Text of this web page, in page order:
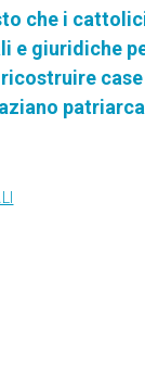
che i
e giuridiche